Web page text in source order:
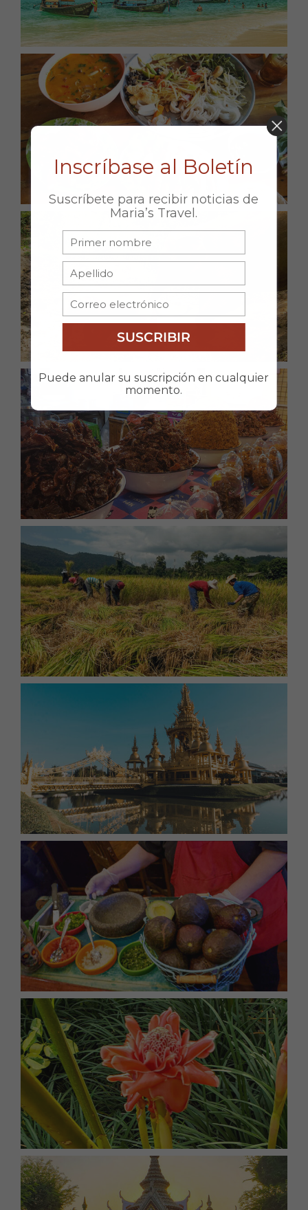
Inscríbase al Boletín
Suscríbete para recibir noticias de
Maria’s Travel.
SUSCRIBIR
Puede anular su suscripción en cualquier
momento.